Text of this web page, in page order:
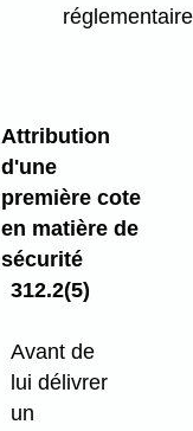
Attribution
d'une
première cote
en matière de
sécurité
312.2(5)
Avant de
lui délivrer
un